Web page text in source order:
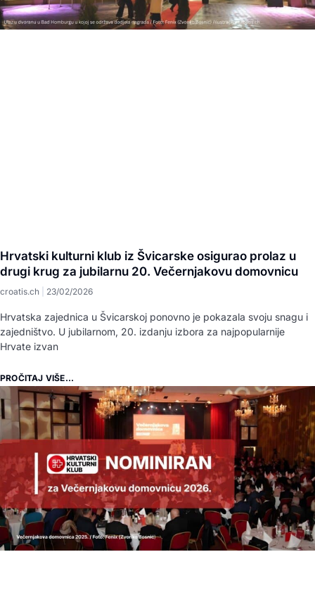
Hrvatski kulturni klub iz Švicarske osigurao prolaz u
drugi krug za jubilarnu 20. Večernjakovu domovnicu
croatis.ch 23/02/2026
Hrvatska zajednica u Švicarskoj ponovno je pokazala svoju snagu i
zajedništvo. U jubilarnom, 20. izdanju izbora za najpopularnije
Hrvate izvan
PROČITAJ VIŠE...